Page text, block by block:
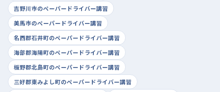
吉野川市のペーパードライバー講習
美馬市のペーパードライバー講習
名西郡石井町のペーパードライバー講習
海部郡海陽町のペーパードライバー講習
板野郡北島町のペーパードライバー講習
三好郡東みよし町のペーパードライバー講習